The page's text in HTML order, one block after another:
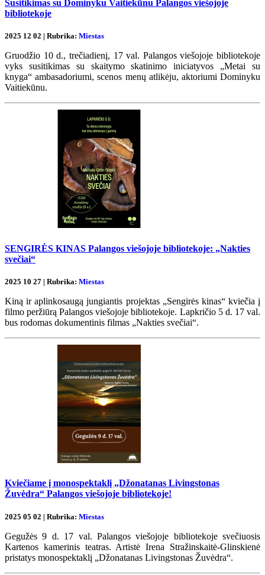
Susitikimas su Dominyku Vaitiekūnu Palangos viešojoje
bibliotekoje
2025 12 02 | Rubrika: Miestas
Gruodžio 10 d., trečiadienį, 17 val. Palangos viešojoje bibliotekoje
vyks susitikimas su skaitymo skatinimo iniciatyvos „Metai su
knyga“ ambasadoriumi, scenos menų atlikėju, aktoriumi Dominyku
Vaitiekūnu.
SENGIRĖS KINAS Palangos viešojoje bibliotekoje: „Nakties
svečiai“
2025 10 27 | Rubrika: Miestas
Kiną ir aplinkosaugą jungiantis projektas „Sengirės kinas“ kviečia į
filmo peržiūrą Palangos viešojoje bibliotekoje. Lapkričio 5 d. 17 val.
bus rodomas dokumentinis filmas „Nakties svečiai“.
Kviečiame į monospektaklį „Džonatanas Livingstonas
Žuvėdra“ Palangos viešojoje bibliotekoje!
2025 05 02 | Rubrika: Miestas
Gegužės 9 d. 17 val. Palangos viešojoje bibliotekoje svečiuosis
Kartenos kamerinis teatras. Artistė Irena Stražinskaitė-Glinskienė
pristatys monospektaklį „Džonatanas Livingstonas Žuvėdra“.